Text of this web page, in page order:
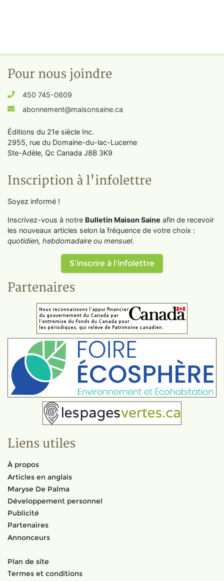
Pour nous joindre
450 745-0609
abonnement@maisonsaine.ca
Éditions du 21e siècle Inc.
2955, rue du Domaine-du-lac-Lucerne
Ste-Adèle, Qc Canada J8B 3K9
Inscription à l'infolettre
Soyez informé !
Inscrivez-vous à notre Bulletin Maison Saine afin de recevoir
les nouveaux articles selon la fréquence de votre choix :
quotidien, hebdomadaire ou mensuel.
S'inscrire à l'infolettre
Partenaires
Liens utiles
À propos
Articles en anglais
Maryse De Palma
Développement personnel
Publicité
Partenaires
Annonceurs
Plan de site
Termes et conditions